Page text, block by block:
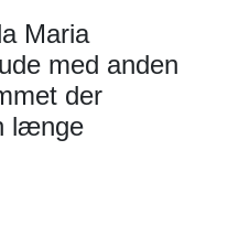
Maria
med anden
der
længe